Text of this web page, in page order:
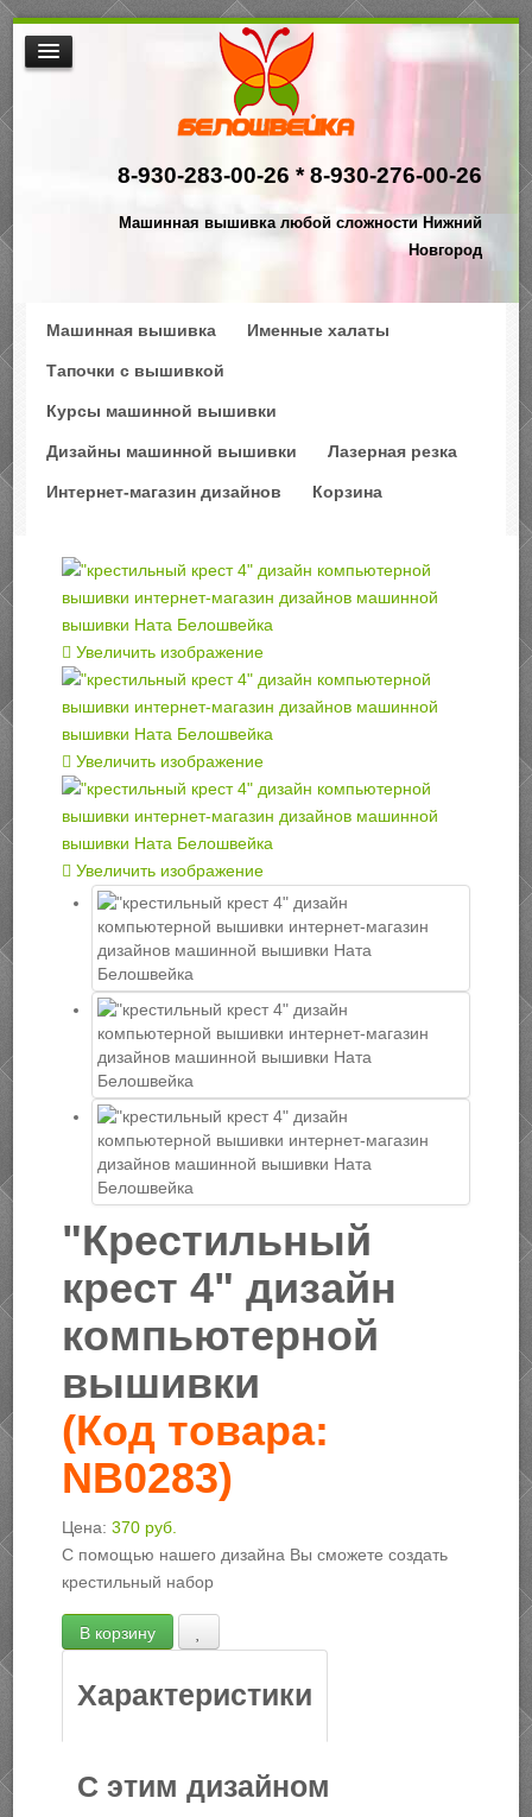
8-930-283-00-26 *8-930-276-00-26
Машинная вышивка любой сложности Нижний
Новгород
МАШИННАЯ ВЫШИВКА
НАША ПРОДУКЦИЯ
$АКЦИИ
Машинная вышивка Именные халаты
Тапочки с вышивкой
Курсы машинной вышивки
Дизайны машинной вышивки Лазерная резка
Интернет-магазин дизайнов Корзина
Увеличить изображение
Увеличить изображение
Увеличить изображение
"Крестильный
крест 4" дизайн
компьютерной
вышивки
(Код товара:
NB0283)
Цена: 370 руб.
С помощью нашего дизайна Вы сможете создать
крестильный набор
Характеристики
С этим дизайном